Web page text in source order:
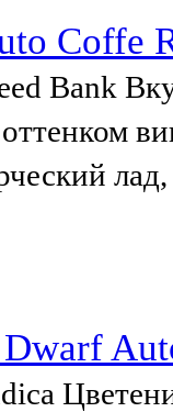
Coffe
Bank